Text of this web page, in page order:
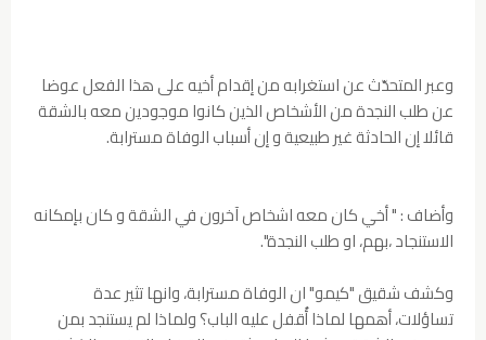
وعبر المتحدّث عن استغرابه من إقدام أخيه على هذا الفعل عوضا
عن طلب النجدة من الأشخاص الذين كانوا موجودين معه بالشقة
قائلا إن الحادثة غير طبيعية و إن أسباب الوفاة مسترابة.
وأضاف : " أخي كان معه اشخاص آخرون في الشقة و كان بإمكانه
الاستنجاد ،بهم، او طلب النجدة".
وكشف شقيق "كيمو" ان الوفاة مسترابة، وانها تثير عدة
تساؤلات، أهمها لماذا أُقفل عليه الباب؟ ولماذا لم يستنجد بمن